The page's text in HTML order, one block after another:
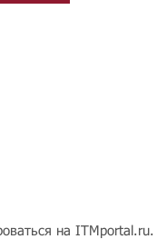
на ITMportal.ru.